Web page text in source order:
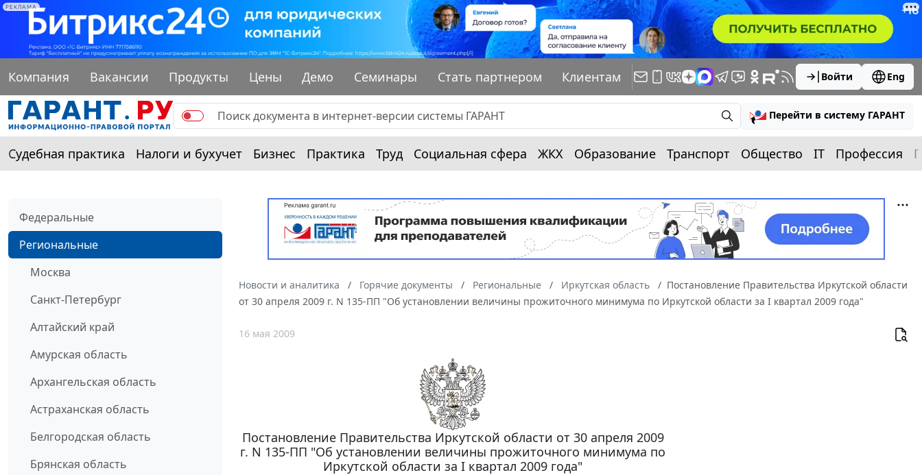
РЕКЛАМА
Компания Вакансии Продукты Цены Демо Семинары Стать партнером Клиентам Войти Eng
Перейти в систему ГАРАНТ
Судебная практика Налоги и бухучет Бизнес Практика Труд Социальная сфера ЖКХ Образование Транспорт Общество IT Профессия
Федеральные
Региональные
Москва
Санкт-Петербург
Алтайский край
Амурская область
Архангельская область
Астраханская область
Белгородская область
Брянская область
Новости и аналитика Горячие документы Региональные Иркутская область
Постановление Правительства Иркутской области
от 30 апреля 2009 г. N 135-ПП "Об установлении величины прожиточного минимума по Иркутской области за I квартал 2009 года"
16 мая 2009
Постановление Правительства Иркутской области от 30 апреля 2009
г. N 135-ПП "Об установлении величины прожиточного минимума по
Иркутской области за I квартал 2009 года"